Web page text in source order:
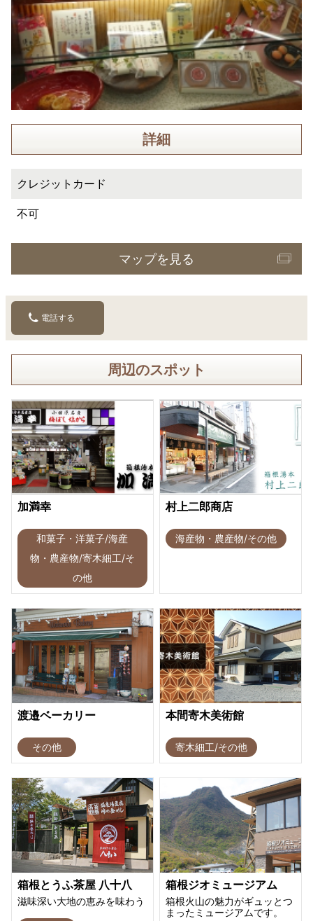
詳細
クレジットカード
不可
マップを見る
電話する
周辺のスポット
加満幸
和菓子・洋菓子/海産
物・農産物/寄木細工/そ
の他
村上二郎商店
海産物・農産物/その他
渡邉ベーカリー
その他
本間寄木美術館
寄木細工/その他
箱根とうふ茶屋 八十八
滋味深い大地の恵みを味わう
箱根ジオミュージアム
箱根火山の魅力がギュッとつ
まったミュージアムです。